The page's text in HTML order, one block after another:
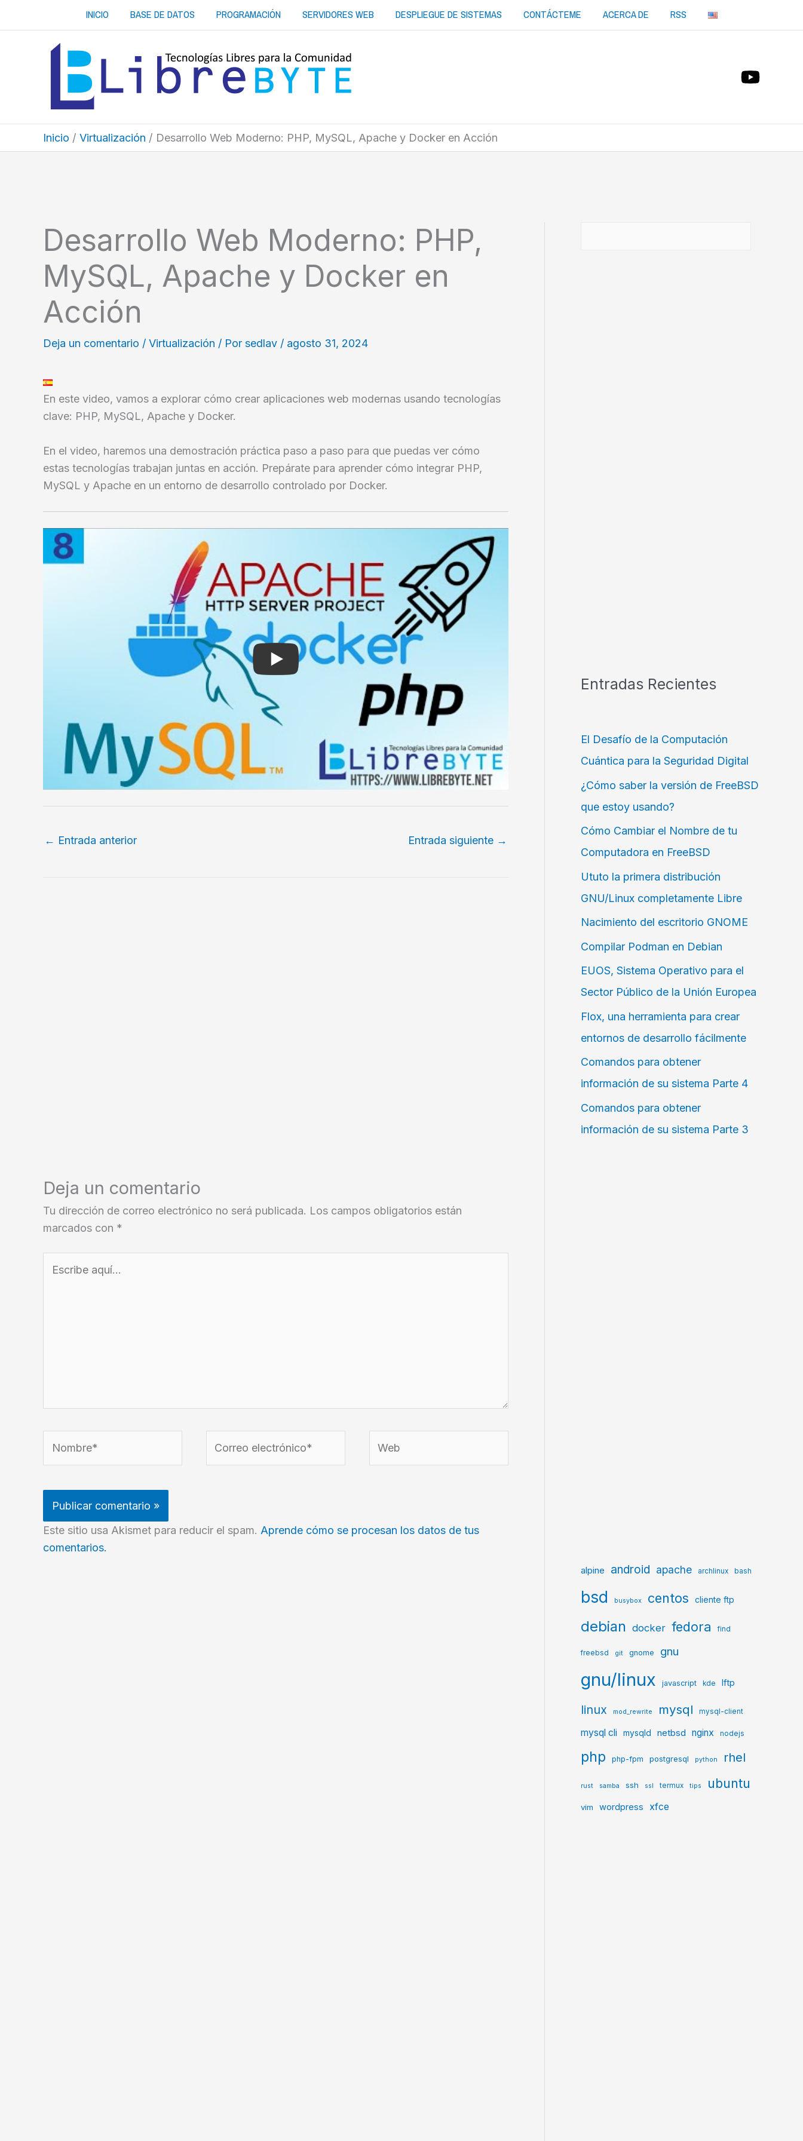
INICIO BASE DE DATOS PROGRAMACIÓN SERVIDORES WEB DESPLIEGUE DE SISTEMAS CONTÁCTEME ACERCA DE RSS
Inicio Virtualización Desarrollo Web Moderno: PHP, MySQL, Apache y Docker en Acción
Desarrollo Web Moderno: PHP,
MySQL, Apache y Docker en
Acción
Deja un comentario / Virtualización / Por sedlav / agosto 31, 2024
En este video, vamos a explorar cómo crear aplicaciones web modernas usando tecnologías
clave: PHP, MySQL, Apache y Docker.
En el video, haremos una demostración práctica paso a paso para que puedas ver cómo
estas tecnologías trabajan juntas en acción. Prepárate para aprender cómo integrar PHP,
MySQL y Apache en un entorno de desarrollo controlado por Docker.
← Entrada anterior Entrada siguiente →
Deja un comentario
Tu dirección de correo electrónico no será publicada. Los campos obligatorios están
marcados con *
aquí...
electrónico*
Este sitio usa Akismet para reducir el spam. Aprende cómo se procesan los datos de tus
comentarios.
Entradas Recientes
El Desafío de la Computación
Cuántica para la Seguridad Digital
¿Cómo saber la versión de FreeBSD
que estoy usando?
Cómo Cambiar el Nombre de tu
Computadora en FreeBSD
Ututo la primera distribución
GNU/Linux completamente Libre
Nacimiento del escritorio GNOME
Compilar Podman en Debian
EUOS, Sistema Operativo para el
Sector Público de la Unión Europea
Flox, una herramienta para crear
entornos de desarrollo fácilmente
Comandos para obtener
información de su sistema Parte 4
Comandos para obtener
información de su sistema Parte 3
alpine android apache archlinux bash
bsd busybox centos cliente ftp
debian docker fedora find
freebsd git gnome gnu
gnu/linux javascript kde lftp
linux mod_rewrite mysql mysql-client
mysql cli mysqld netbsd nginx nodejs
php php-fpm postgresql python rhel
rust samba ssh ssl termux tips ubuntu
vim wordpress xfce